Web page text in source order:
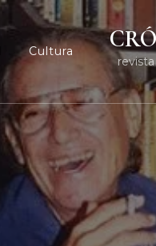
Cultura